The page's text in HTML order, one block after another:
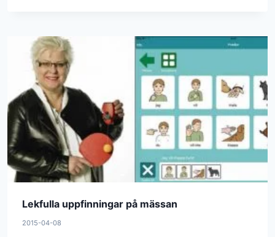
Lekfulla uppfinningar på mässan
2015-04-08